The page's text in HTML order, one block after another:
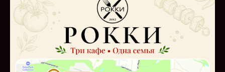
Гренки с чесночным
соусом
150 гр.
Черный хлеб, чесночный соус
Наггетсы с сырным
соусом
150 гр.
Куриное мясо в панировке, сырный